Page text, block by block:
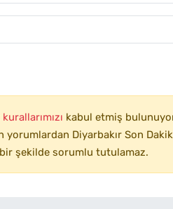
kabul etmiş
Diyarbakır Son
şekilde sorumlu tutulamaz.